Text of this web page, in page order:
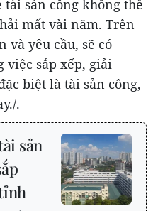
sản công không thể
mất vài năm. Trên
và yêu cầu, sẽ có
sắp xếp, giải
biệt là tài sản công,
.
sản